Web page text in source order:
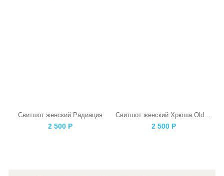
Свитшот женский Радиация
2 500 Р
Свитшот женский Хрюша Old СССР Черная
2 500 Р